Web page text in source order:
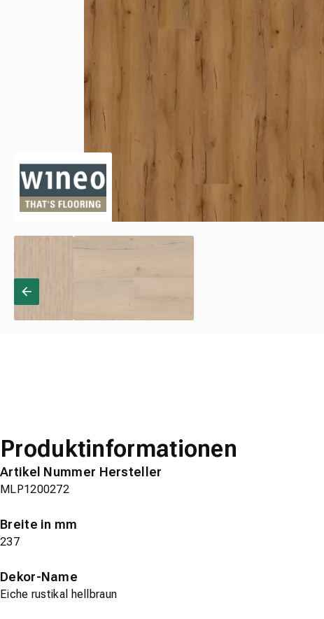
Produktinformationen
Artikel Nummer Hersteller
MLP1200272
Breite in mm
237
Dekor-Name
Eiche rustikal hellbraun